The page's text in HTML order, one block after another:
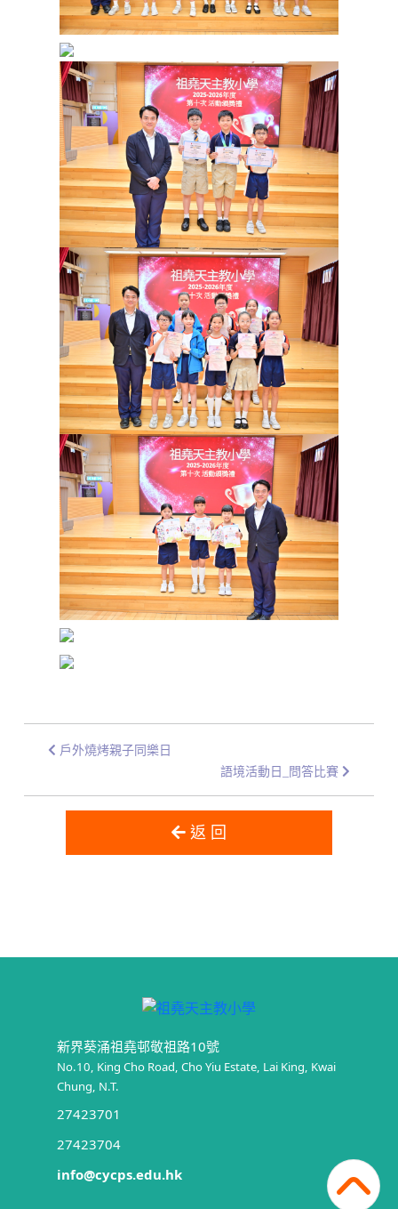
戶外燒烤親子同樂日
語境活動日_問答比賽
返 回
新界葵涌祖堯邨敬祖路10號
No.10, King Cho Road, Cho Yiu Estate, Lai King, Kwai
Chung, N.T.
27423701
27423704
info@cycps.edu.hk